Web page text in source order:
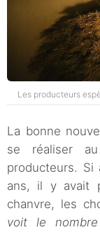
Les producteurs
La bonne
se réaliser
producteurs.
ans, il y avait
chanvre, les
voit le